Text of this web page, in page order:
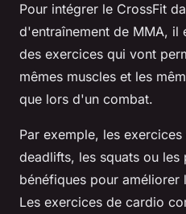
Pour intégrer le CrossFit
d'entraînement de MMA, il
des exercices qui vont
mêmes muscles et les
que lors d'un combat.
Par exemple, les
deadlifts, les squats ou les
bénéfiques pour améliorer
Les exercices de cardio